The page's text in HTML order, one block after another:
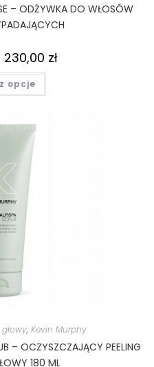
– ODŻYWKA DO WŁOSÓW
230,00 zł
opcje
, Kevin Murphy
– OCZYSZCZAJĄCY PEELING
180 ML